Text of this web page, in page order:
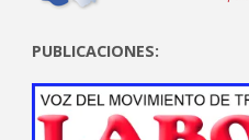
PUBLICACIONES: